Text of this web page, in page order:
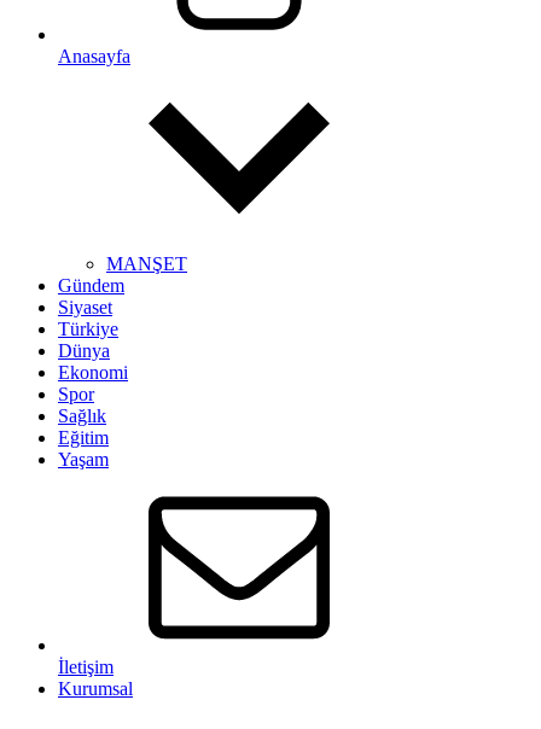
Anasayfa
MANŞET
Gündem
Siyaset
Türkiye
Dünya
Ekonomi
Spor
Sağlık
Eğitim
Yaşam
İletişim
Kurumsal